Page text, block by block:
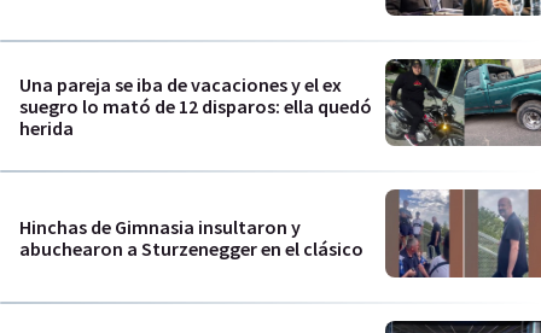
Una pareja se iba de vacaciones y el ex
suegro lo mató de 12 disparos: ella quedó
herida
Hinchas de Gimnasia insultaron y
abuchearon a Sturzenegger en el clásico